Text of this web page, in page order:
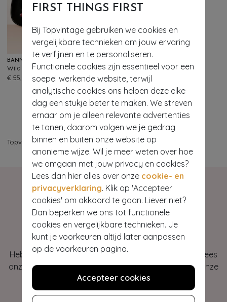
FIRST THINGS FIRST
Bij Topvintage gebruiken we cookies en
vergelijkbare technieken om jouw ervaring
te verfijnen en te personaliseren.
Functionele cookies zijn essentieel voor een
soepel werkende website, terwijl
analytische cookies ons helpen deze elke
dag een stukje beter te maken. We streven
ernaar om je alleen relevante advertenties
te tonen, daarom volgen we je gedrag
binnen en buiten onze website op
anonieme wijze. Wil je meer weten over hoe
we omgaan met jouw privacy en cookies?
Lees dan hier alles over onze cookie- en
privacyverklaring. Klik op 'Accepteer
cookies' om akkoord te gaan. Liever niet?
Dan beperken we ons tot functionele
cookies en vergelijkbare technieken. Je
kunt je voorkeuren altijd later aanpassen
op de voorkeuren pagina.
Accepteer cookies
BANNED RETRO
Wild Cherry handtas in zwart
€ 55,95
Topvintage>Accessoires > Tassen >Handtassen
Hey gorgeous
Heb je vragen of heb je hulp nodig bij je bestelling? Lees
onze veelgestelde vragen of neem contact op met onze
klantenservice. Wij helpen je graag!